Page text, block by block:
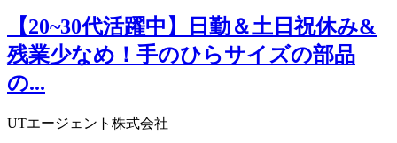
【20~30代活躍中】日勤＆土日祝休み&
残業少なめ！手のひらサイズの部品
の...
UTエージェント株式会社